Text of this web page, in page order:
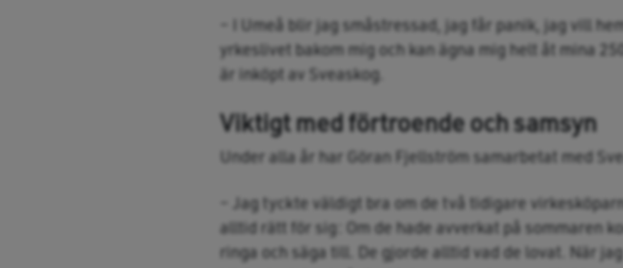
– I Umeå blir jag småstressad, jag får panik, jag vill
yrkeslivet bakom mig och kan ägna mig helt åt mina
är inköpt av Sveaskog.
Viktigt med förtroende och samsyn
Under alla år har Göran Fjellström samarbetat med
– Jag tyckte väldigt bra om de två tidigare
alltid rätt för sig: Om de hade avverkat på sommaren
ringa och säga till. De gjorde alltid vad de lovat. När